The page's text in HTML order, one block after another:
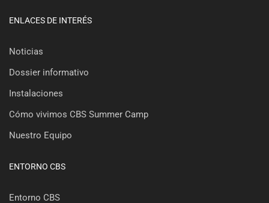
ENLACES DE INTERÉS
Noticias
Dossier informativo
Instalaciones
Cómo vivimos CBS Summer Camp
Nuestro Equipo
ENTORNO CBS
Entorno CBS